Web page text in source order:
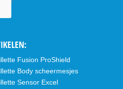
Fusion ProShield
Body scheermesjes
Sensor Excel